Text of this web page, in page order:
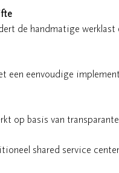
de handmatige
een eenvoudige
op basis van
shared service